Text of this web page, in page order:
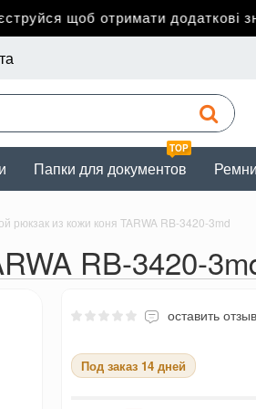
щоб отримати додаткові
TOP
Папки для документов Ремни
рюкзак из кожи коня TARWA RB-3420-3md
RB-3420-
оставить отзыв
Под заказ 14 дней